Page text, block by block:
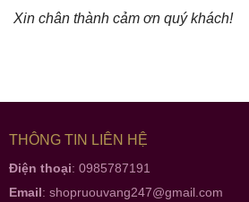
Xin chân thành cảm ơn quý khách!
THÔNG TIN LIÊN HỆ
Điện thoại: 0985787191
Email: shopruouvang247@gmail.com